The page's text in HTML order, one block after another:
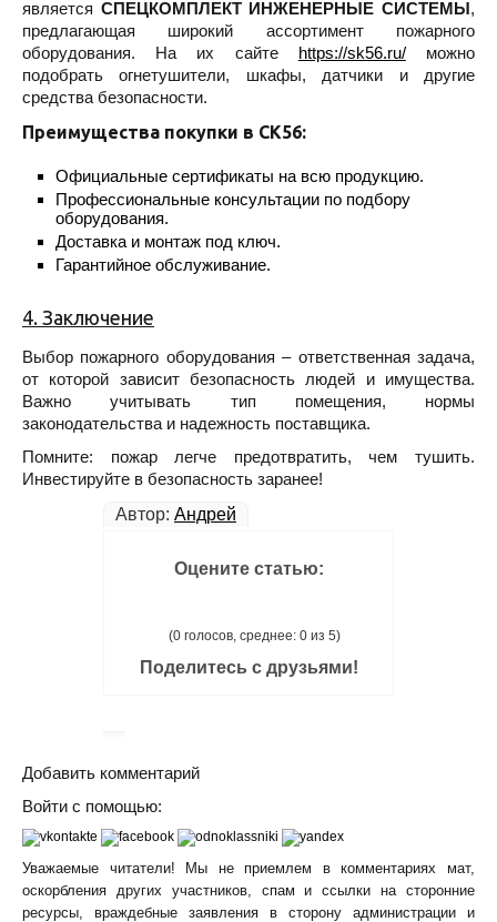
является СПЕЦКОМПЛЕКТ ИНЖЕНЕРНЫЕ СИСТЕМЫ,
предлагающая широкий ассортимент пожарного
оборудования. На их сайте https://sk56.ru/можно
подобрать огнетушители, шкафы, датчики и другие
средства безопасности.
Преимущества покупки в СК56:
Официальные сертификаты на всю продукцию.
Профессиональные консультации по подбору
оборудования.
Доставка и монтаж под ключ.
Гарантийное обслуживание.
4. Заключение
Выбор пожарного оборудования – ответственная задача,
от которой зависит безопасность людей и имущества.
Важно учитывать тип помещения, нормы
законодательства и надежность поставщика.
Помните: пожар легче предотвратить, чем тушить.
Инвестируйте в безопасность заранее!
Автор: Андрей
Оцените статью:
(0 голосов, среднее: 0 из 5)
Поделитесь с друзьями!
Добавить комментарий
Войти с помощью:
Уважаемые читатели! Мы не приемлем в комментариях мат,
оскорбления других участников, спам и ссылки на сторонние
ресурсы, враждебные заявления в сторону администрации и